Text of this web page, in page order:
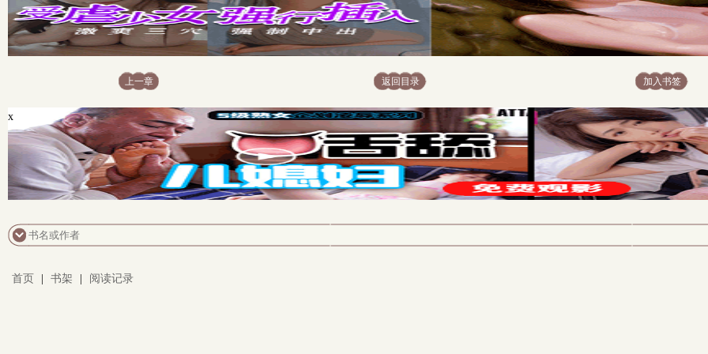
上一章 返回目录 加入书签
x
首页 书架 阅读记录